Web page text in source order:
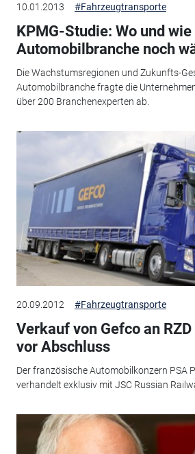
10.01.2013 #Fahrzeugtransporte
KPMG-Studie: Wo und
Automobilbranche noch
Die Wachstumsregionen und Zukunfts-
Automobilbranche fragte die
über 200 Branchenexperten ab.
20.09.2012 #Fahrzeugtransporte
Verkauf von Gefco an
vor Abschluss
Der französische Automobilkonzern PSA
verhandelt exklusiv mit JSC Russian